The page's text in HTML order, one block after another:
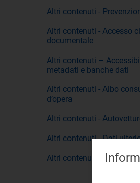
Altri contenuti -
Altri contenuti - Accesso
documentale
Altri contenuti –
metadati e banche dati
Altri contenuti - Albo
d’opera
Altri contenuti -
Altri contenuti - Dati
Altri contenuti -